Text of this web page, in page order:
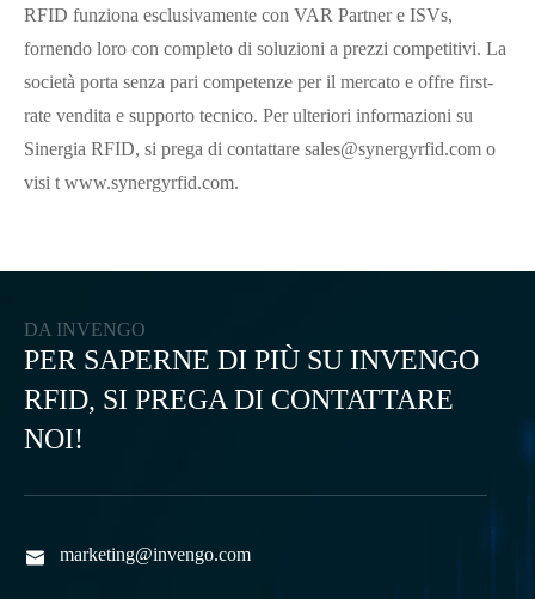
RFID funziona esclusivamente con VAR Partner e ISVs,
fornendo loro con completo di soluzioni a prezzi competitivi. La
società porta senza pari competenze per il mercato e offre first-
rate vendita e supporto tecnico. Per ulteriori informazioni su
Sinergia RFID, si prega di contattare sales@synergyrfid.com o
visi t www.synergyrfid.com.
DA INVENGO
PER SAPERNE DI PIÙ SU INVENGO
RFID, SI PREGA DI CONTATTARE
NOI!
 marketing@invengo.com